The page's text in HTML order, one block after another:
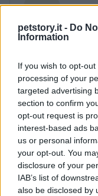
petstory.it - Do
Information
If you wish to opt-
processing of your
targeted advertising
section to confirm
opt-out request is
interest-based ads
us or personal
your opt-out. You
disclosure of your
IAB’s list of
also be disclosed by
Staff